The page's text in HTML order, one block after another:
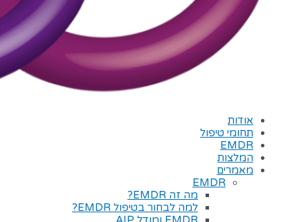
אודות
תחומי טיפול
EMDR
המלצות
מאמרים
EMDR
מה זה EMDR?
למה לבחור בטיפול EMDR?